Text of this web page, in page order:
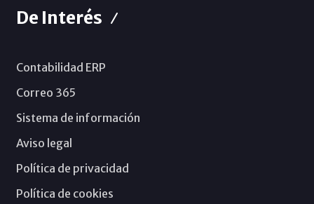
De Interés
Contabilidad ERP
Correo 365
Sistema de información
Aviso legal
Política de privacidad
Política de cookies